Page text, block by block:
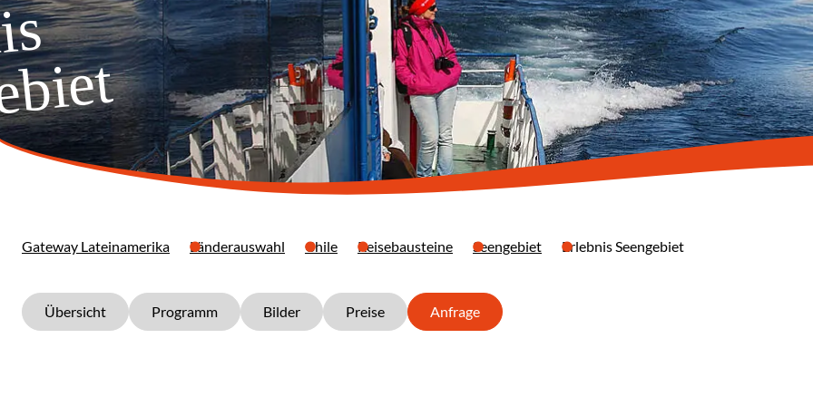
Gateway Lateinamerika Länderauswahl Chile Reisebausteine Seengebiet Erlebnis Seengebiet
Übersicht Programm Bilder Preise Anfrage